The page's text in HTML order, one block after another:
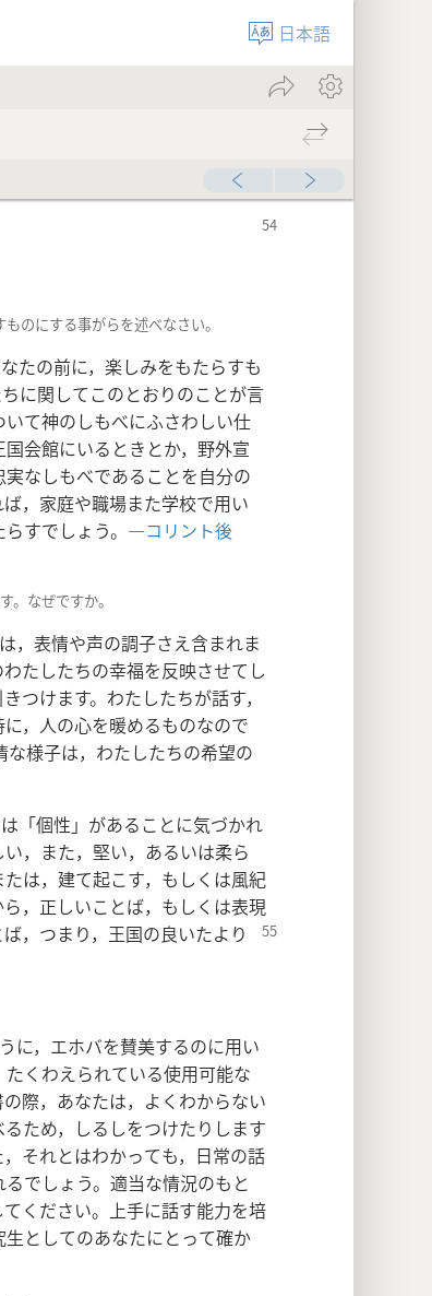
日本語
のにする事がらを述べなさい。
たの前に，楽しみをもたらすも
に関してこのとおりのことが言
て神のしもべにふさわしい仕
会館にいるときとか，野外宣
なしもべであることを自分の
，家庭や職場また学校で用い
らすでしょう。―コリント後
。なぜですか。
，表情や声の調子さえ含まれま
たしたちの幸福を反映させてし
つけます。わたしたちが話す，
，人の心を暖めるものなので
様子は，わたしたちの希望の
「個性」があることに気づかれ
，また，堅い，あるいは柔ら
は，建て起こす，もしくは風紀
，正しいことば，もしくは表現
，つまり，王国の良いたより
に，エホバを賛美するのに用い
くわえられている使用可能な
際，あなたは，よくわからない
ため，しるしをつけたりします
それとはわかっても，日常の話
でしょう。適当な情況のもと
ください。上手に話す能力を培
としてのあなたにとって確か